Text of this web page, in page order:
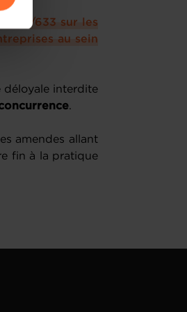
633 sur les
au sein
déloyale interdite
.
amendes allant
fin à la pratique